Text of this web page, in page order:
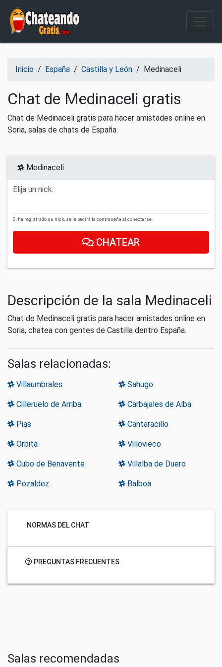
Salir del contenido
Inicio / España / Castilla y León / Medinaceli
Chat de Medinaceli gratis
Chat de Medinaceli gratis para hacer amistades online en
Soria, salas de chats de España.
Medinaceli
Elija un nick:
Si ha registrado su nick, se le pedirá la contraseña al conectarse.
CHATEAR
Descripción de la sala Medinaceli
Chat de Medinaceli gratis para hacer amistades online en
Soria, chatea con gentes de Castilla dentro España.
Salas relacionadas:
Villaumbrales Sahugo
Cilleruelo de Arriba Carbajales de Alba
Pias Cantaracillo
Orbita Villovieco
Cubo de Benavente Villalba de Duero
Pozaldez Balboa
NORMAS DEL CHAT
PREGUNTAS FRECUENTES
Salas recomendadas